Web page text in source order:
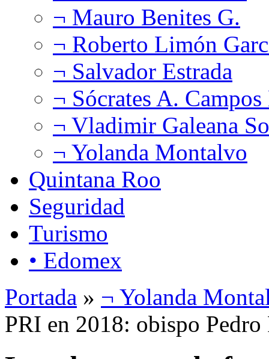
¬ Mauro Benites G.
¬ Roberto Limón
¬ Salvador Estrada
¬ Sócrates A.
¬ Vladimir Galeana
¬ Yolanda Montalvo
Quintana Roo
Seguridad
Turismo
• Edomex
Portada » ¬ Yolanda
PRI en 2018: obispo